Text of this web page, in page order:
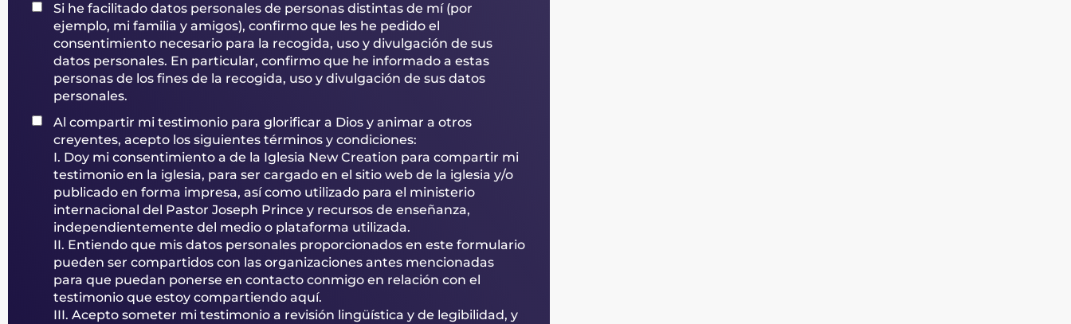
Si he facilitado datos personales de personas distintas de mí (por
ejemplo, mi familia y amigos), confirmo que les he pedido el
consentimiento necesario para la recogida, uso y divulgación de sus
datos personales. En particular, confirmo que he informado a estas
personas de los fines de la recogida, uso y divulgación de sus datos
personales.
Al compartir mi testimonio para glorificar a Dios y animar a otros
creyentes, acepto los siguientes términos y condiciones:
I. Doy mi consentimiento a de la Iglesia New Creation para compartir mi
testimonio en la iglesia, para ser cargado en el sitio web de la iglesia y/o
publicado en forma impresa, así como utilizado para el ministerio
internacional del Pastor Joseph Prince y recursos de enseñanza,
independientemente del medio o plataforma utilizada.
II. Entiendo que mis datos personales proporcionados en este formulario
pueden ser compartidos con las organizaciones antes mencionadas
para que puedan ponerse en contacto conmigo en relación con el
testimonio que estoy compartiendo aquí.
III. Acepto someter mi testimonio a revisión lingüística y de legibilidad, y